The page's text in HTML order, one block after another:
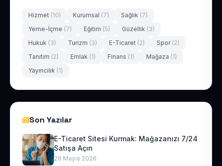
Hizmet (10) Kurumsal (7) Sağlık (7)
Yeme-İçme (7) Eğitim (5) Güzellik (3)
Hukuk (3) Turizm (3) E-Ticaret (2) Spor (2)
Tanıtım (2) Emlak (1) Finans (1) Mağaza (1)
Yayıncılık (1)
Son Yazılar
E-Ticaret Sitesi Kurmak: Mağazanızı 7/24
Satışa Açın
29 Mayıs 2026